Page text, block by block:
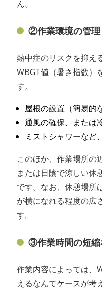
ん。
②作業環境の管理
熱中症のリスクを抑え
WBGT値（暑さ指数）
す。
屋根の設置（簡易的
通風の確保、または
ミストシャワーなど
このほか、作業場所の
または日陰で涼しい休
です。なお、休憩場所
が横になれる程度の広
す。
③作業時間の短
作業内容によっては、
えるなんてケースが考